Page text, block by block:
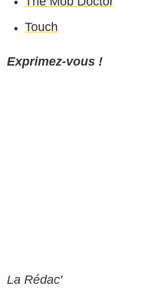
Touch
Exprimez-vous !
La Rédac'